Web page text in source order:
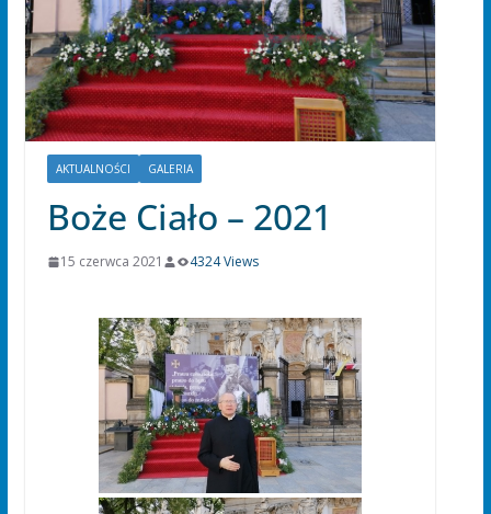
AKTUALNOŚCI GALERIA
Boże Ciało – 2021
15 czerwca 2021 4324 Views